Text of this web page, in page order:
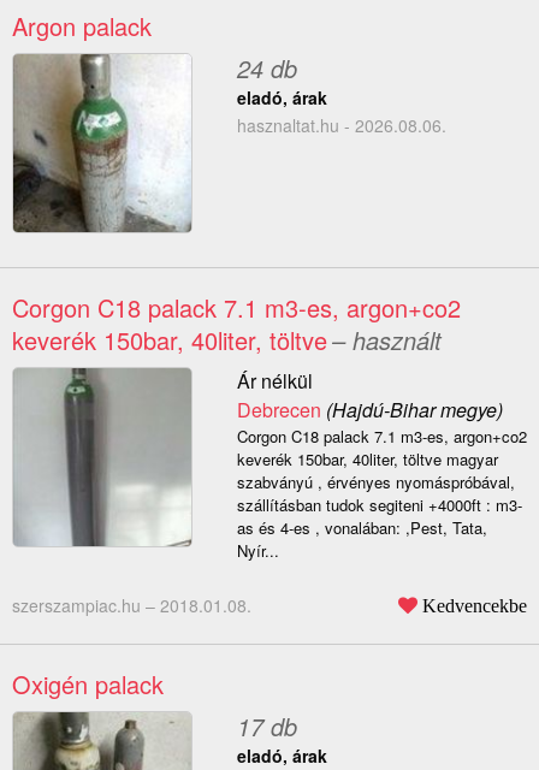
Argon palack
24 db
eladó, árak
hasznaltat.hu - 2026.08.06.
Corgon C18 palack 7.1 m3-es, argon+co2
keverék 150bar, 40liter, töltve– használt
Ár nélkül
Debrecen (Hajdú-Bihar megye)
Corgon C18 palack 7.1 m3-es, argon+co2
keverék 150bar, 40liter, töltve magyar
szabványú , érvényes nyomáspróbával,
szállításban tudok segiteni +4000ft : m3-
as és 4-es , vonalában: ,Pest, Tata,
Nyír...
szerszampiac.hu – 2018.01.08. Kedvencekbe
Oxigén palack
17 db
eladó, árak